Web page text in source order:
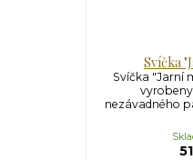
Svíčka
Svíčka "Jarní
nezávadného